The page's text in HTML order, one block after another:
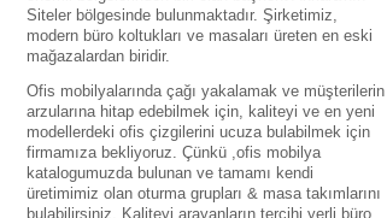
Siteler bölgesinde bulunmaktadır. Şirketimiz,
modern büro koltukları ve masaları üreten en eski
mağazalardan biridir.
Ofis mobilyalarında çağı yakalamak ve müşterilerin
arzularına hitap edebilmek için, kaliteyi ve en yeni
modellerdeki ofis çizgilerini ucuza bulabilmek için
firmamıza bekliyoruz. Çünkü ,ofis mobilya
katalogumuzda bulunan ve tamamı kendi
üretimimiz olan oturma grupları & masa takımlarını
bulabilirsiniz. Kaliteyi arayanların tercihi yerli büro